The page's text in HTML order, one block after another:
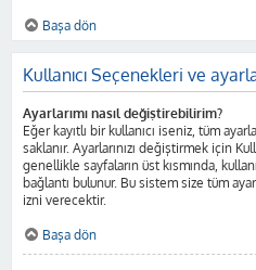
Başa dön
Kullanıcı Seçenekleri ve
Ayarlarımı nasıl değiştirebilirim?
Eğer kayıtlı bir kullanıcı iseniz, tüm
saklanır. Ayarlarınızı değiştirmek için
genellikle sayfaların üst kısmında,
bağlantı bulunur. Bu sistem size tüm
izni verecektir.
Başa dön